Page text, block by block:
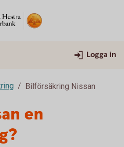
Logga in
Bilförsäkring Nissan
en